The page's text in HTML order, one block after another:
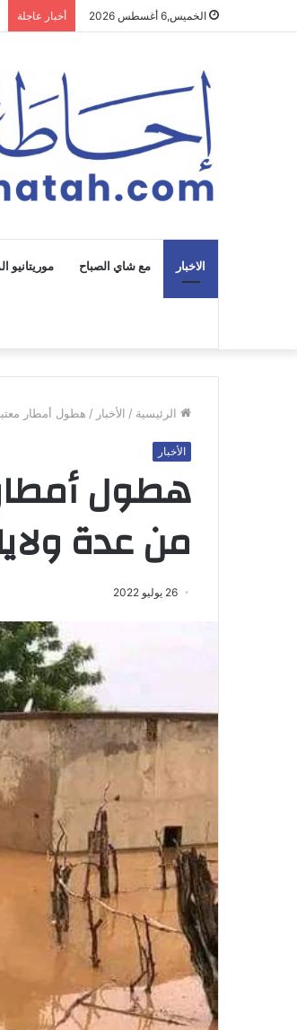
الخميس,6 أغسطس 2026 أخبار عاجلة
الاخبار مع شاي الصباح موريتانيو
الرئيسية / الأخبار / هطول أمطار
الأخبار
هطول
من عدة
26 يوليو 2022